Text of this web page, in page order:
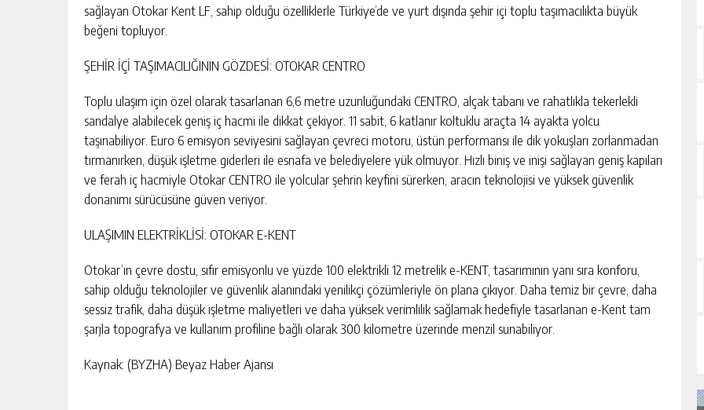
sağlayan Otokar Kent LF, sahip olduğu özelliklerle Türkiye’de ve yurt dışında şehir içi toplu taşımacılıkta büyük
beğeni topluyor.
ŞEHİR İÇİ TAŞIMACILIĞININ GÖZDESİ: OTOKAR CENTRO
Toplu ulaşım için özel olarak tasarlanan 6,6 metre uzunluğundaki CENTRO, alçak tabanı ve rahatlıkla tekerlekli
sandalye alabilecek geniş iç hacmi ile dikkat çekiyor. 11 sabit, 6 katlanır koltuklu araçta 14 ayakta yolcu
taşınabiliyor. Euro 6 emisyon seviyesini sağlayan çevreci motoru, üstün performansı ile dik yokuşları zorlanmadan
tırmanırken, düşük işletme giderleri ile esnafa ve belediyelere yük olmuyor. Hızlı biniş ve inişi sağlayan geniş kapıları
ve ferah iç hacmiyle Otokar CENTRO ile yolcular şehrin keyfini sürerken, aracın teknolojisi ve yüksek güvenlik
donanımı sürücüsüne güven veriyor.
ULAŞIMIN ELEKTRİKLİSİ: OTOKAR E-KENT
Otokar’ın çevre dostu, sıfır emisyonlu ve yüzde 100 elektrikli 12 metrelik e-KENT, tasarımının yanı sıra konforu,
sahip olduğu teknolojiler ve güvenlik alanındaki yenilikçi çözümleriyle ön plana çıkıyor. Daha temiz bir çevre, daha
sessiz trafik, daha düşük işletme maliyetleri ve daha yüksek verimlilik sağlamak hedefiyle tasarlanan e-Kent tam
şarjla topografya ve kullanım profiline bağlı olarak 300 kilometre üzerinde menzil sunabiliyor.
Kaynak: (BYZHA) Beyaz Haber Ajansı